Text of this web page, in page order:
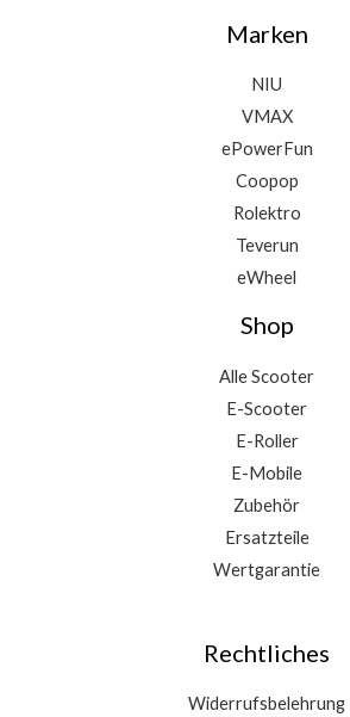
Marken
NIU
VMAX
ePowerFun
Coopop
Rolektro
Teverun
eWheel
Shop
Alle Scooter
E-Scooter
E-Roller
E-Mobile
Zubehör
Ersatzteile
Wertgarantie
Rechtliches
Widerrufsbelehrung